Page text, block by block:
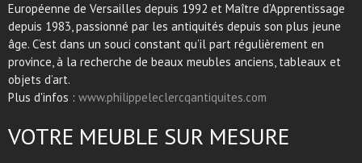
Européenne de Versailles depuis 1992 et Maître d’Apprentissage
depuis 1983, passionné par les antiquités depuis son plus jeune
âge. C’est dans un souci constant qu’il part régulièrement en
province, à la recherche de beaux meubles anciens, tableaux et
objets d’art.
Plus d'infos : www.philippeleclercqantiquites.com
VOTRE MEUBLE SUR MESURE